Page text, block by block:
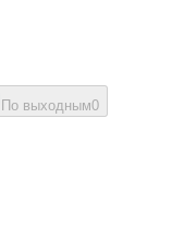
По выходным0